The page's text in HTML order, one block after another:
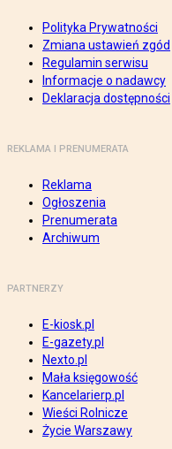
Polityka Prywatności
Zmiana ustawień zgód
Regulamin serwisu
Informacje o nadawcy
Deklaracja dostępności
REKLAMA I PRENUMERATA
Reklama
Ogłoszenia
Prenumerata
Archiwum
PARTNERZY
E-kiosk.pl
E-gazety.pl
Nexto.pl
Mała księgowość
Kancelarierp.pl
Wieści Rolnicze
Życie Warszawy